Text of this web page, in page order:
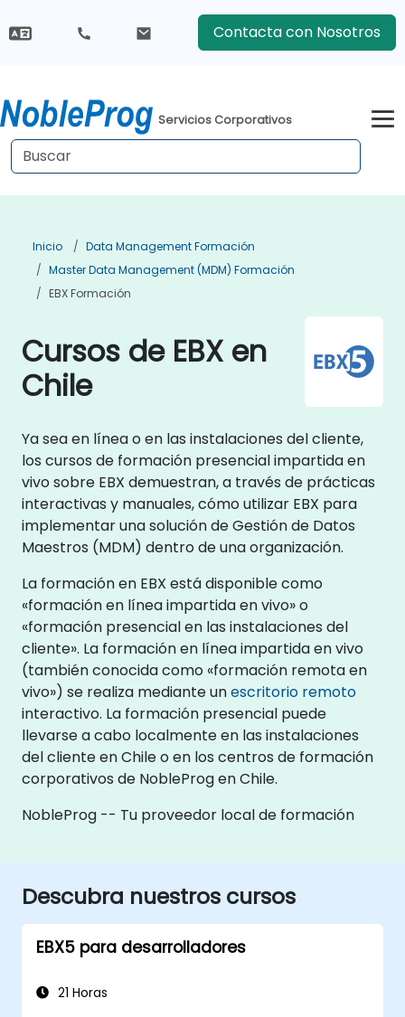
Contacta con Nosotros
Servicios Corporativos
Inicio
Data Management Formación
Master Data Management (MDM) Formación
EBX Formación
Cursos de EBX en
Chile
Ya sea en línea o en las instalaciones del cliente,
los cursos de formación presencial impartida en
vivo sobre EBX demuestran, a través de prácticas
interactivas y manuales, cómo utilizar EBX para
implementar una solución de Gestión de Datos
Maestros (MDM) dentro de una organización.
La formación en EBX está disponible como
«formación en línea impartida en vivo» o
«formación presencial en las instalaciones del
cliente». La formación en línea impartida en vivo
(también conocida como «formación remota en
vivo») se realiza mediante unescritorio remoto
interactivo. La formación presencial puede
llevarse a cabo localmente en las instalaciones
del cliente en Chile o en los centros de formación
corporativos de NobleProg en Chile.
NobleProg -- Tu proveedor local de formación
Descubra nuestros cursos
EBX5 para desarrolladores
21 Horas